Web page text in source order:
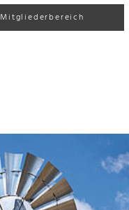
Mitgliederbereich